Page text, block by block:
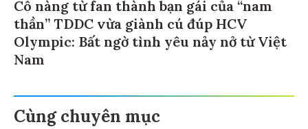
Cô nàng từ fan thành bạn gái của “nam
thần” TDDC vừa giành cú đúp HCV
Olympic: Bất ngờ tình yêu nảy nở từ Việt
Nam
Cùng chuyên mục